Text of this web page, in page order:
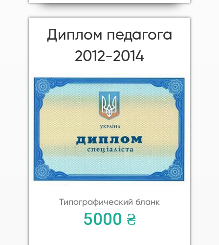
Диплом педагога
2012-2014
Типографический бланк
5000 ₴